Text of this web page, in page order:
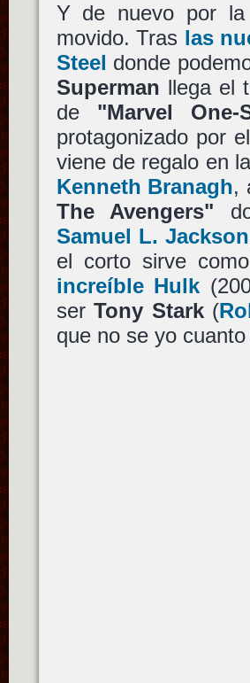
Y de nuevo por
movido. Tras las
Steel donde
Superman llega el
de "Marvel
protagonizado por el
viene de regalo en
Kenneth Branagh,
The Avengers"
Samuel L. Jackson
el corto sirve
increíble Hulk
serTony Stark(
que no se yo